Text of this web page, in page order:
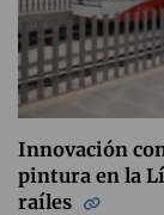
Innovación
pintura en la
raíles